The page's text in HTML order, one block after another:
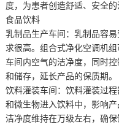
度，为患者创造舒适、安全的
食品饮料
乳制品生产车间：乳制品容
求很高。组合式净化空调机
车间内空气的洁净度，同时
和储存，延长产品的保质期。
饮料灌装车间：饮料灌装过
和微生物进入饮料中，影响
洁净度维持在万级左右，确保